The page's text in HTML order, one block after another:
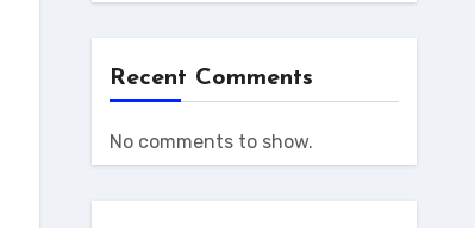
Recent Comments
No comments to show.